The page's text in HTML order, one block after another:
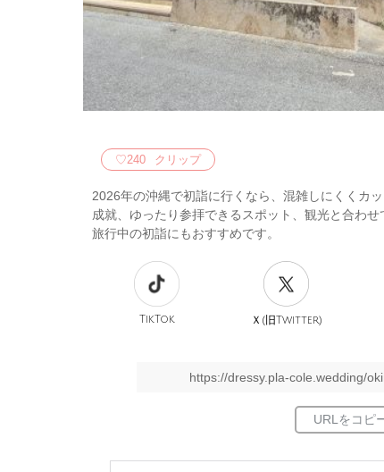
♡240 クリップ
2026年の沖縄で初詣に行くなら、混雑しにくくカ
成就、ゆったり参拝できるスポット、観光と合わ
旅行中の初詣にもおすすめです。
TikTok Ｘ(旧Twitter)
https://dressy.pla-cole.wedding/